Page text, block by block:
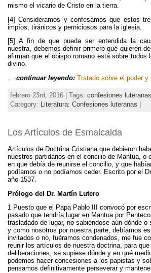
mismo el vicario de Cristo en la tierra.
[4] Consideramos y confesamos que estos
impíos, tiránicos y perniciosos para la iglesia.
[5] A fin de que pueda ser entendida la
nuestra, debemos definir primero qué quieren
afirman que el obispo romano está sobre todos
divino.
… continuar leyendo: Tratado sobre el poder
febrero 23rd, 2016 | Tags: confesiones luteranas
Category:
Literatura: Confesiones luteranas
Los Artículos de Esmalcalda
Artículos de Doctrina Cristiana que debieron
nuestros partidarios en el concilio de Mantua, o
en que debía de reunirse el concilio, y que
podíamos o no podíamos ceder. Escrito por el
año 1537.
Prólogo del Dr. Martín Lutero
1 Puesto que el Papa Pablo III convocó por
pasado que tendría lugar en Mantua por
trasladado de lugar, no sabiéndose aún dónde o
y como nosotros por nuestra parte, debíamos
invitados o no, fuéramos condenados, me fue
reunir los artículos de nuestra doctrina, para
deliberaciones, se supiese dónde y en qué
podemos hacer concesiones a los papistas y
pensamos definitivamente perseverar y